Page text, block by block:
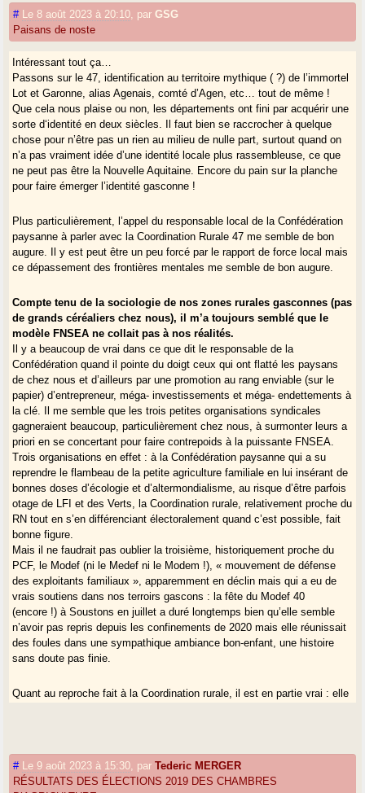
# Le 8 août 2023 à 20:10 parGSG
Paisans de noste
Intéressant tout ça…
Passons sur le 47, identification au territoire mythique ( ?) de l’immortel
Lot et Garonne, alias Agenais, comté d’Agen, etc… tout de même !
Que cela nous plaise ou non, les départements ont fini par acquérir une
sorte d‘identité en deux siècles. Il faut bien se raccrocher à quelque
chose pour n’être pas un rien au milieu de nulle part, surtout quand on
n’a pas vraiment idée d’une identité locale plus rassembleuse, ce que
ne peut pas être la Nouvelle Aquitaine. Encore du pain sur la planche
pour faire émerger l’identité gasconne !
Plus particulièrement, l’appel du responsable local de la Confédération
paysanne à parler avec la Coordination Rurale 47 me semble de bon
augure. Il y est peut être un peu forcé par le rapport de force local mais
ce dépassement des frontières mentales me semble de bon augure.
Compte tenu de la sociologie de nos zones rurales gasconnes (pas
de grands céréaliers chez nous), il m’a toujours semblé que le
modèle FNSEA ne collait pas à nos réalités.
Il y a beaucoup de vrai dans ce que dit le responsable de la
Confédération quand il pointe du doigt ceux qui ont flatté les paysans
de chez nous et d’ailleurs par une promotion au rang enviable (sur le
papier) d’entrepreneur, méga- investissements et méga- endettements à
la clé. Il me semble que les trois petites organisations syndicales
gagneraient beaucoup, particulièrement chez nous, à surmonter leurs a
priori en se concertant pour faire contrepoids à la puissante FNSEA.
Trois organisations en effet : à la Confédération paysanne qui a su
reprendre le flambeau de la petite agriculture familiale en lui insérant de
bonnes doses d’écologie et d’altermondialisme, au risque d’être parfois
otage de LFI et des Verts, la Coordination rurale, relativement proche du
RN tout en s’en différenciant électoralement quand c’est possible, fait
bonne figure.
Mais il ne faudrait pas oublier la troisième, historiquement proche du
PCF, le Modef (ni le Medef ni le Modem !), « mouvement de défense
des exploitants familiaux », apparemment en déclin mais qui a eu de
vrais soutiens dans nos terroirs gascons : la fête du Modef 40
(encore !) à Soustons en juillet a duré longtemps bien qu’elle semble
n’avoir pas repris depuis les confinements de 2020 mais elle réunissait
des foules dans une sympathique ambiance bon-enfant, une histoire
sans doute pas finie.
Quant au reproche fait à la Coordination rurale, il est en partie vrai : elle
Terre ou L214 ne reculent pas devant l’ « agribashing » - c’est assez
récent d’ailleurs, perceptible depuis deux ans à peine - et promeuvent
volontiers les « viandes de synthèses » produites industriellement,
# Le 9 août 2023 à 15:30 parTederic MERGER
RÉSULTATS DES ÉLECTIONS 2019 DES CHAMBRES